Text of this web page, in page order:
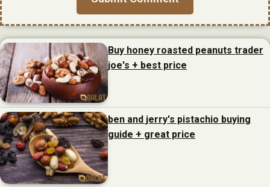
Buy honey roasted peanuts trader
joe's + best price
ben and jerry's pistachio buying
guide + great price